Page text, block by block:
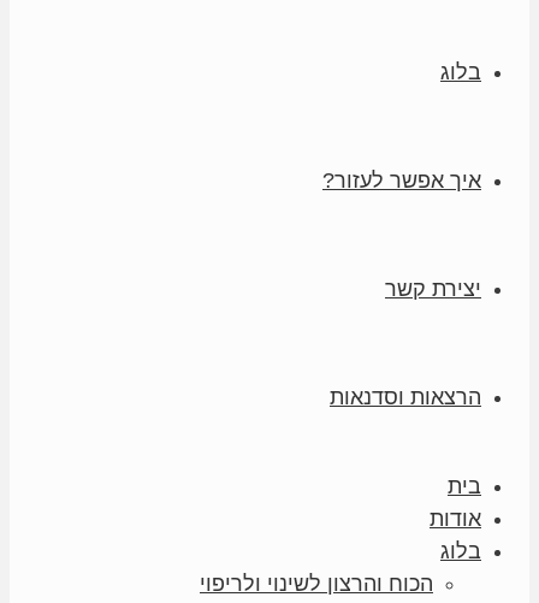
בלוג
איך אפשר לעזור?
יצירת קשר
הרצאות וסדנאות
בית
אודות
בלוג
הכוח והרצון לשינוי ולריפוי